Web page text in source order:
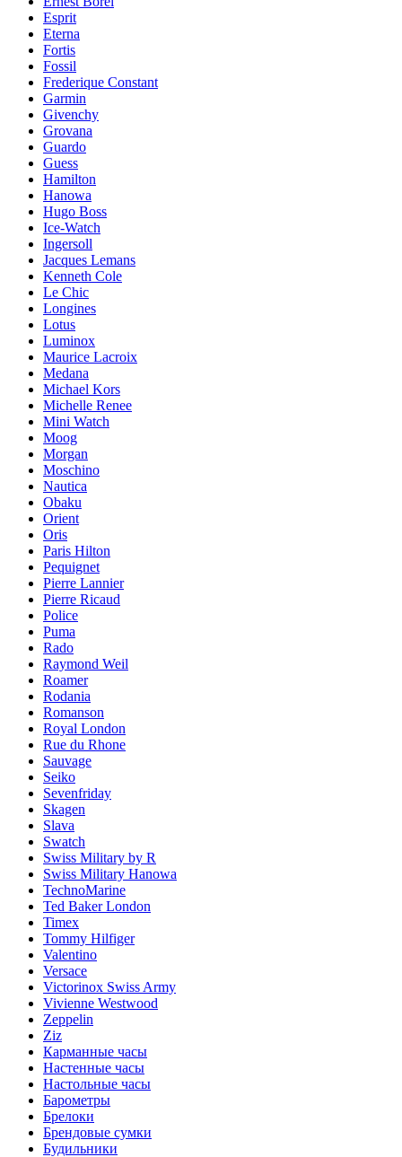
Esprit
Eterna
Fortis
Fossil
Frederique Constant
Garmin
Givenchy
Grovana
Guardo
Guess
Hamilton
Hanowa
Hugo Boss
Ice-Watch
Ingersoll
Jacques Lemans
Kenneth Cole
Le Chic
Longines
Lotus
Luminox
Maurice Lacroix
Medana
Michael Kors
Michelle Renee
Mini Watch
Moog
Morgan
Moschino
Nautica
Obaku
Orient
Oris
Paris Hilton
Pequignet
Pierre Lannier
Pierre Ricaud
Police
Puma
Rado
Raymond Weil
Roamer
Rodania
Romanson
Royal London
Rue du Rhone
Sauvage
Seiko
Sevenfriday
Skagen
Slava
Swatch
Swiss Military by R
Swiss Military Hanowa
TechnoMarine
Ted Baker London
Timex
Tommy Hilfiger
Valentino
Versace
Victorinox Swiss Army
Vivienne Westwood
Zeppelin
Ziz
Карманные часы
Настенные часы
Настольные часы
Барометры
Брелоки
Брендовые сумки
Будильники